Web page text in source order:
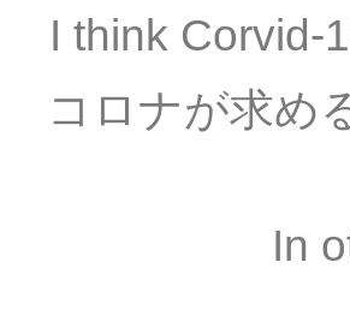
I think Corvid-
コロナが求め
In